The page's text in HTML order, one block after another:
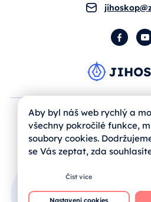
Přihlášení
Aby byl náš web rychlý a
všechny pokročilé funkce,
soubory cookies.
se Vás zeptat, zda
Číst více
Nastavení cookies